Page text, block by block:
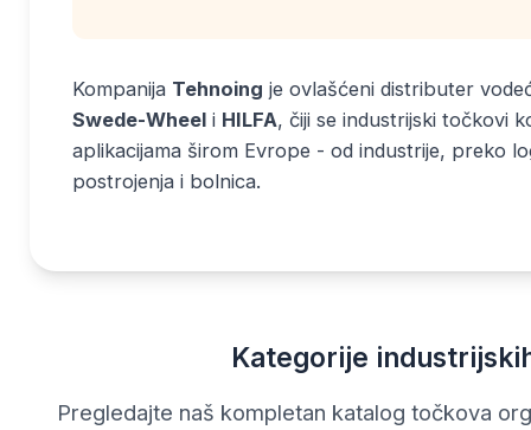
Kompanija Tehnoing je ovlašćeni distributer
Swede-Wheel i HILFA, čiji se industrijski točkovi
aplikacijama širom Evrope - od industrije, preko
postrojenja i bolnica.
Kategorije
Pregledajte naš kompletan katalog točkova